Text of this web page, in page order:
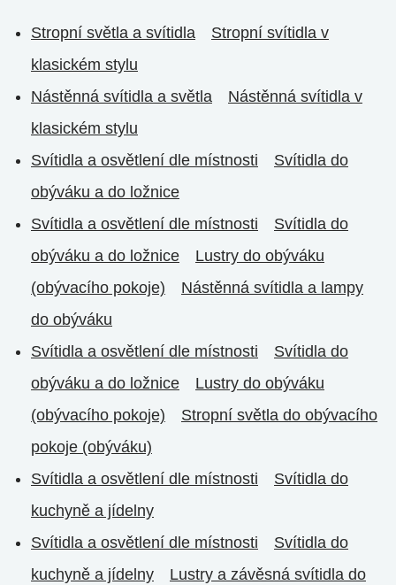
Stropní světla a svítidla
Stropní svítidla v
klasickém stylu
Nástěnná svítidla a světla
Nástěnná svítidla v
klasickém stylu
Svítidla a osvětlení dle místnosti
Svítidla do
obýváku a do ložnice
Svítidla a osvětlení dle místnosti
Svítidla do
obýváku a do ložnice
Lustry do obýváku
(obývacího pokoje)
Nástěnná svítidla a lampy
do obýváku
Svítidla a osvětlení dle místnosti
Svítidla do
obýváku a do ložnice
Lustry do obýváku
(obývacího pokoje)
Stropní světla do obývacího
pokoje (obýváku)
Svítidla a osvětlení dle místnosti
Svítidla do
kuchyně a jídelny
Svítidla a osvětlení dle místnosti
Svítidla do
kuchyně a jídelny
Lustry a závěsná svítidla do